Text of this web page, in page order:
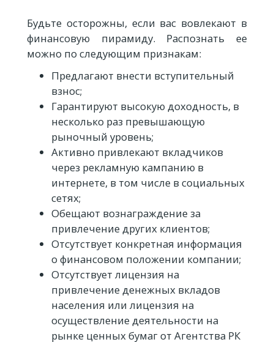
Будьте осторожны, если вас вовлекают в
финансовую пирамиду. Распознать ее
можно по следующим признакам:
Предлагают внести вступительный
взнос;
Гарантируют высокую доходность, в
несколько раз превышающую
рыночный уровень;
Активно привлекают вкладчиков
через рекламную кампанию в
интернете, в том числе в социальных
сетях;
Обещают вознаграждение за
привлечение других клиентов;
Отсутствует конкретная информация
о финансовом положении компании;
Отсутствует лицензия на
привлечение денежных вкладов
населения или лицензия на
осуществление деятельности на
рынке ценных бумаг от Агентства РК